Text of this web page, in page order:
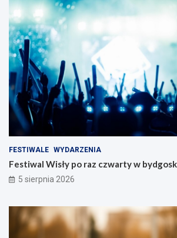
FESTIWALE WYDARZENIA
Festiwal Wisły po raz czwarty w
5 sierpnia 2026